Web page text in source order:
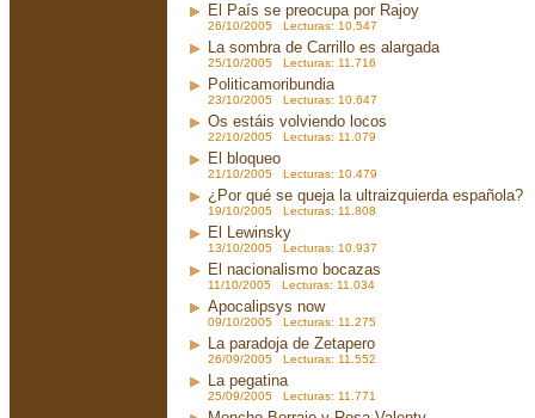
El País se preocupa por Rajoy
26/10/2005 Lecturas: 10.547
La sombra de Carrillo es alargada
25/10/2005 Lecturas: 11.716
Politicamoribundia
23/10/2005 Lecturas: 10.647
Os estáis volviendo locos
22/10/2005 Lecturas: 11.079
El bloqueo
21/10/2005 Lecturas: 10.479
¿Por qué se queja la ultraizquierda española?
19/10/2005 Lecturas: 11.808
El Lewinsky
13/10/2005 Lecturas: 10.937
El nacionalismo bocazas
11/10/2005 Lecturas: 11.034
Apocalipsys now
09/10/2005 Lecturas: 11.275
La paradoja de Zetapero
26/09/2005 Lecturas: 11.552
La pegatina
25/09/2005 Lecturas: 11.771